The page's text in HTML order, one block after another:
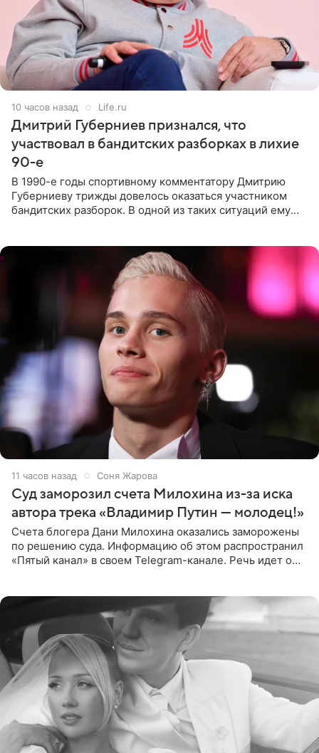
10 часов назад Life.ru
Дмитрий Губерниев признался, что
участвовал в бандитских разборках в лихие
90-е
В 1990-е годы спортивному комментатору Дмитрию
Губерниеву трижды довелось оказаться участником
бандитских разборок. В одной из таких ситуаций ему
11 часов назад Соня Жарова
Суд заморозил счета Милохина из-за иска
автора трека «Владимир Путин — молодец!»
Счета блогера Дани Милохина оказались заморожены
по решению суда. Информацию об этом распространил
«Пятый канал» в своем Telegram-канале. Речь идет о